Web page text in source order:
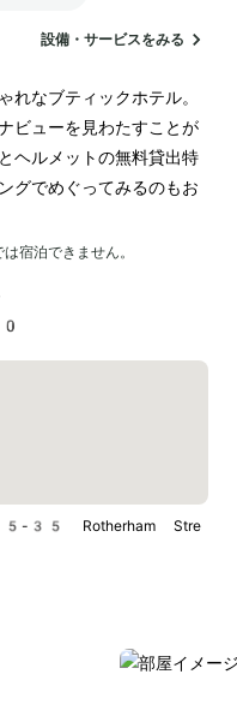
設備・サービスをみる
れなブティックホテル。
ビューを見わたすことが
ヘルメットの無料貸出特
グでめぐってみるのもお
宿泊できません。
35 Rotherham Stre